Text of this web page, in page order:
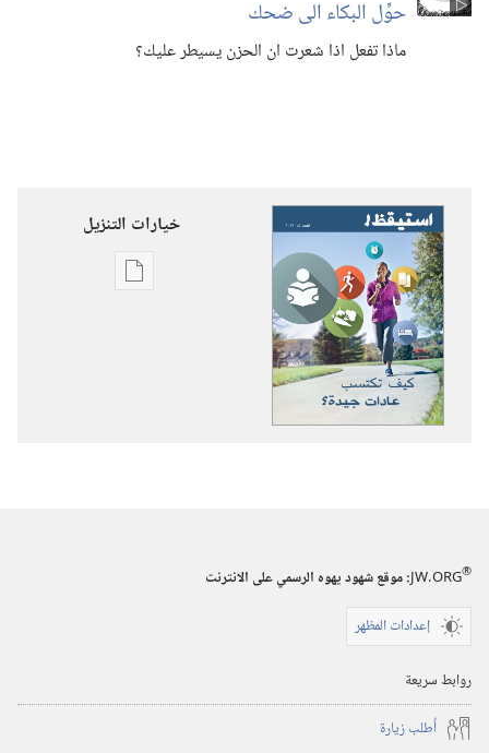
حوِّل البكاء الى ضحك
ماذا تفعل اذا شعرت ان الحزن يسيطر عليك؟‏
خيارات التنزيل
خيارات
JW.ORG®
:‏ موقع شهود يهوه الرسمي على الانترنت
إعدادات المظهر
روابط سريعة
أُطلب زيارة